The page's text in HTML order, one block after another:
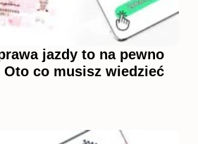
jazdy to na pewno
co musisz wiedzieć